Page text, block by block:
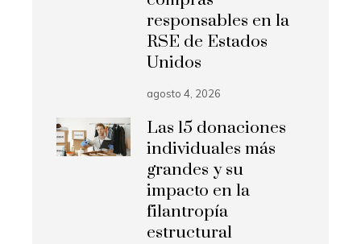
responsables en la
RSE de Estados
Unidos
agosto 4, 2026
Las 15 donaciones
individuales más
grandes y su
impacto en la
filantropía
estructural